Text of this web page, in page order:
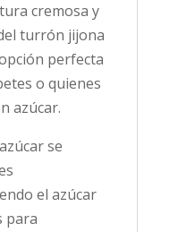
cremosa y
turrón jijona
perfecta
o quienes
azúcar.
se
el azúcar
para